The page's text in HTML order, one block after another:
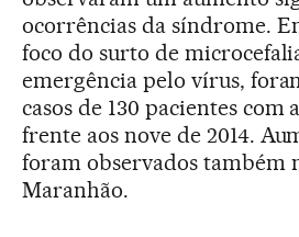
ocorrências da síndrome.
foco do surto de
emergência pelo vírus,
casos de 130 pacientes
frente aos nove de 2014.
foram observados também
Maranhão.